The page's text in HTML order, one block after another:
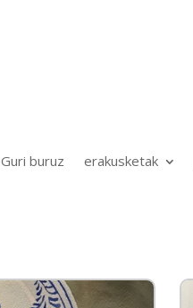
Guri buruz erakusketak